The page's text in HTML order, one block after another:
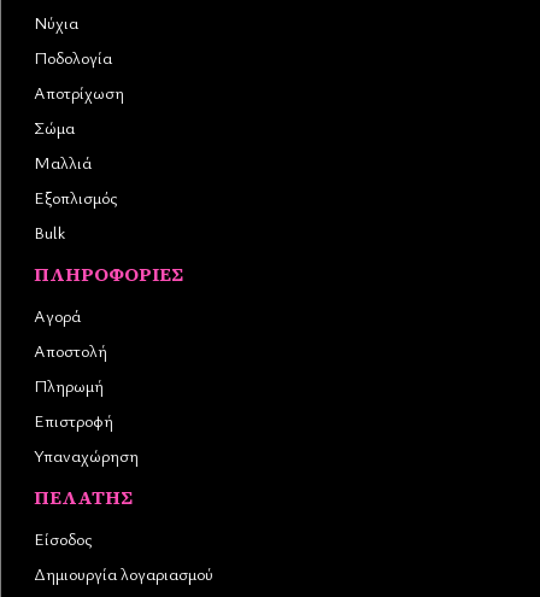
Νύχια
Ποδολογία
Αποτρίχωση
Σώμα
Μαλλιά
Εξοπλισμός
Bulk
ΠΛΗΡΟΦΟΡΊΕΣ
Αγορά
Αποστολή
Πληρωμή
Επιστροφή
Υπαναχώρηση
ΠΕΛΆΤΗΣ
Είσοδος
Δημιουργία λογαριασμού